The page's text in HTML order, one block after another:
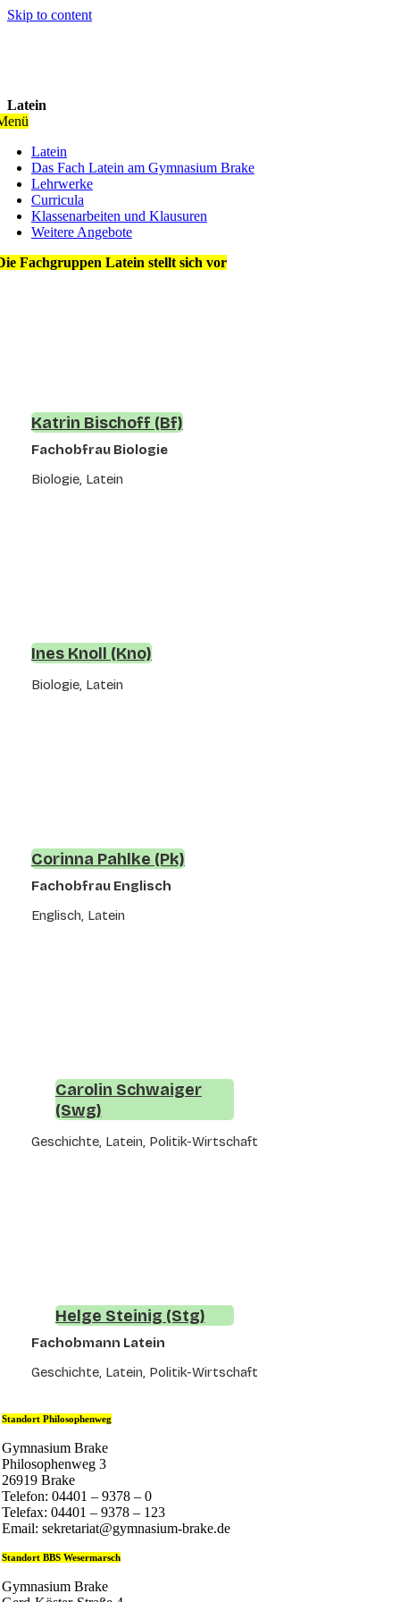
Skip to content
Latein
Latein
Das Fach Latein am Gymnasium Brake
Lehrwerke
Curricula
Klassenarbeiten und Klausuren
Weitere Angebote
Fachgruppen Latein stellt sich vor
Katrin Bischoff (Bf)
Fachobfrau Biologie
Biologie, Latein
Ines Knoll (Kno)
Biologie, Latein
Corinna Pahlke (Pk)
Fachobfrau Englisch
Englisch, Latein
Carolin Schwaiger
(Swg)
Geschichte, Latein, Politik-Wirtschaft
Helge Steinig (Stg)
Fachobmann Latein
Geschichte, Latein, Politik-Wirtschaft
Standort Philosophenweg
Gymnasium Brake
Philosophenweg 3
26919 Brake
Telefon: 04401 – 9378 – 0
Telefax: 04401 – 9378 – 123
Email: sekretariat@gymnasium-brake.de
Standort BBS Wesermarsch
Gymnasium Brake